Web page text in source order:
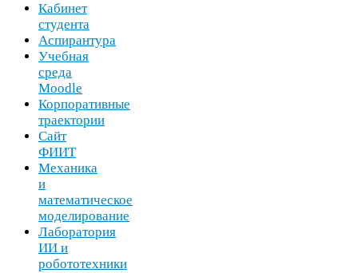
Кабинет
студента
Аспирантура
Учебная
среда
Moodle
Корпоративные
траектории
Сайт
ФИИТ
Механика
и
математическое
моделирование
Лаборатория
ИИ и
робототехники